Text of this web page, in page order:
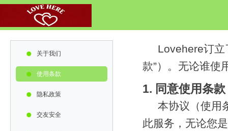
• 关于我们
• 使用条款
• 隐私政策
• 交友安全
Lovehere订立
款”）。无论谁使
1. 同意使用条款
本协议（使用
此服务，无论您